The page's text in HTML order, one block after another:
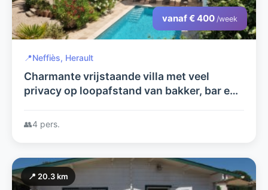
vanaf € 400 /week
📍Neffiès, Herault
Charmante vrijstaande villa met veel
privacy op loopafstand van bakker, bar en
👥4 pers.
📍 20.3 km